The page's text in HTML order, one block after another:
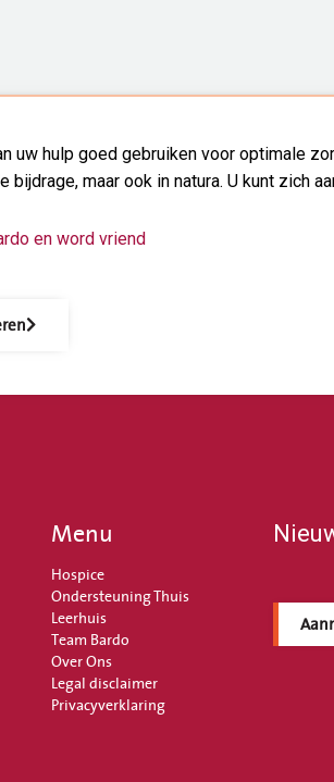
uw hulp goed gebruiken voor optimale
bijdrage, maar ook in natura. U kunt zich
en word vriend
Menu
Hospice
Ondersteuning Thuis
Leerhuis
Team Bardo
Over Ons
Legal disclaimer
Privacyverklaring